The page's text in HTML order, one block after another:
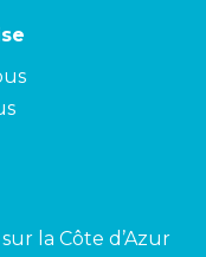
sur la Côte d’Azur